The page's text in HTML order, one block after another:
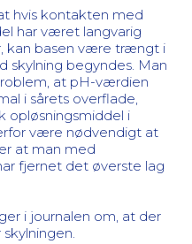
hvis kontakten med
har været langvarig
kan basen være trængt i
skylning begyndes. Man
at pH-værdien
i sårets overflade,
opløsningsmiddel i
være nødvendigt at
at man med
fjernet det øverste lag
i journalen om, at der